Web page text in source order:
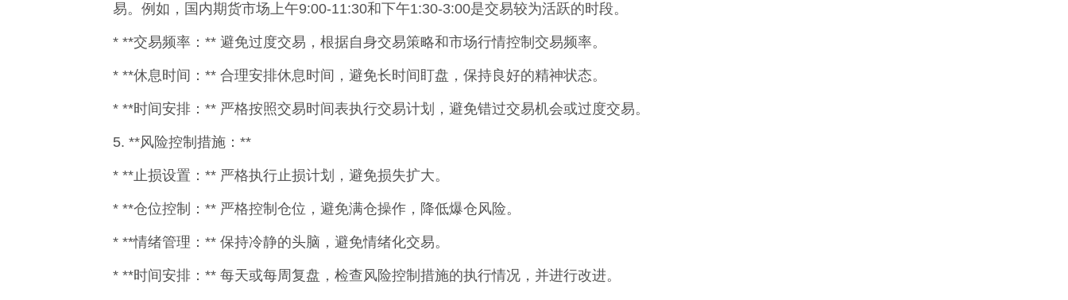
易。例如，国内期货市场上午9:00-11:30和下午1:30-3:00是交易较为活跃的时段。
* **交易频率：** 避免过度交易，根据自身交易策略和市场行情控制交易频率。
* **休息时间：** 合理安排休息时间，避免长时间盯盘，保持良好的精神状态。
* **时间安排：** 严格按照交易时间表执行交易计划，避免错过交易机会或过度交易。
5. **风险控制措施：**
* **止损设置：** 严格执行止损计划，避免损失扩大。
* **仓位控制：** 严格控制仓位，避免满仓操作，降低爆仓风险。
* **情绪管理：** 保持冷静的头脑，避免情绪化交易。
* **时间安排：** 每天或每周复盘，检查风险控制措施的执行情况，并进行改进。